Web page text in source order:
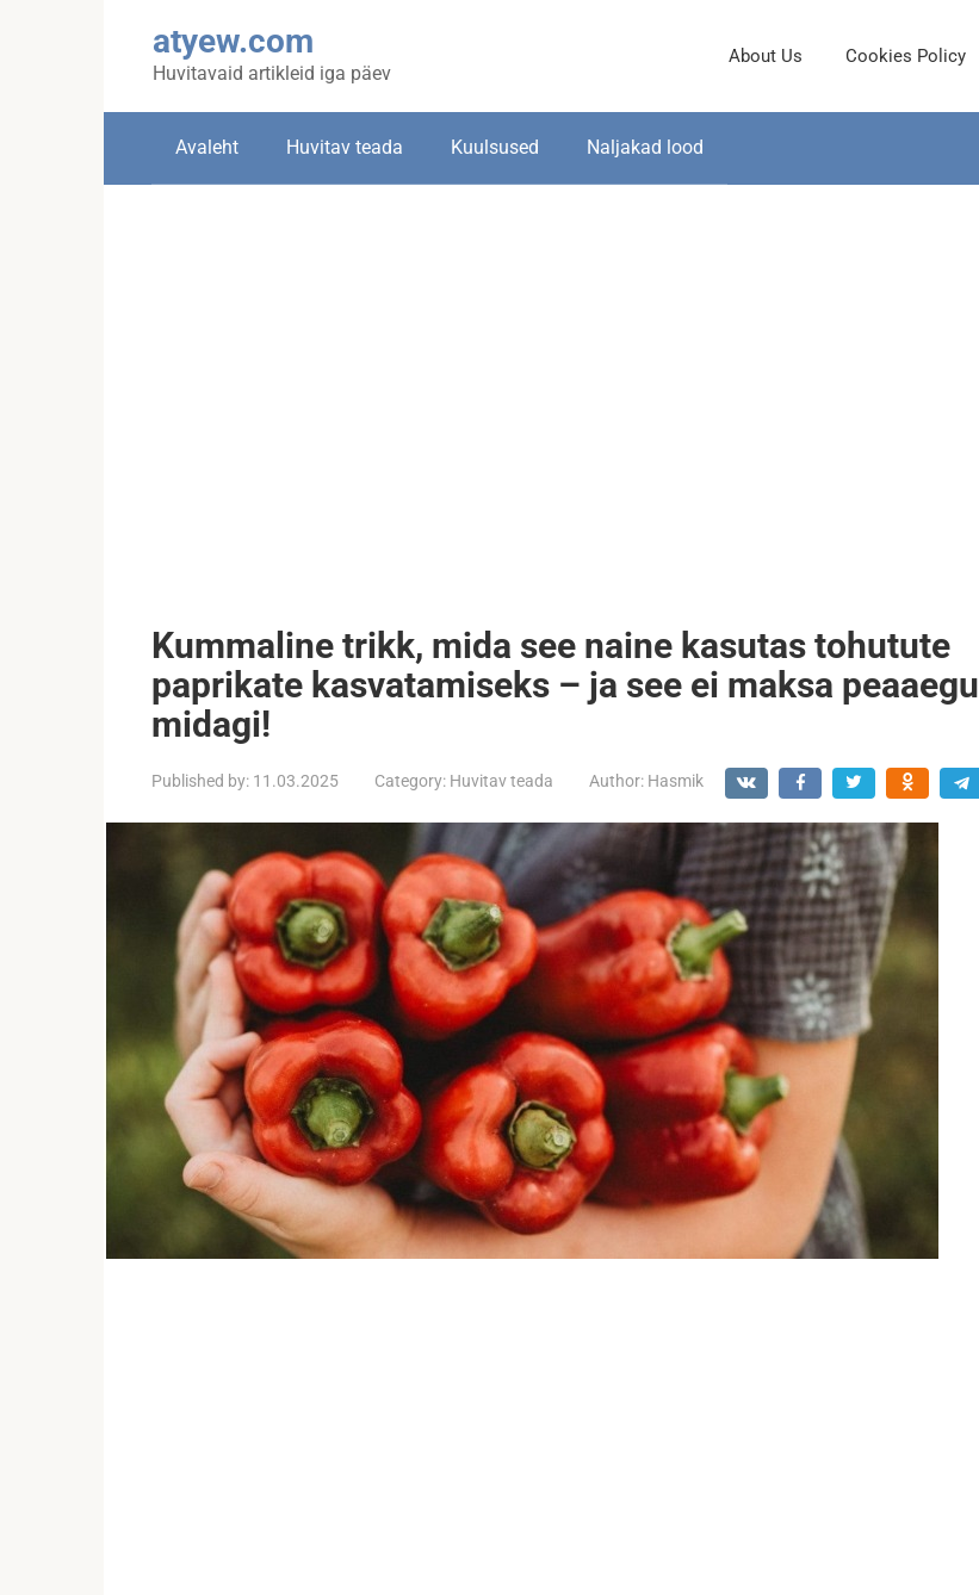
atyew.com
Huvitavaid artikleid iga päev
About Us Cookies Policy
Avaleht Huvitav teada Kuulsused Naljakad lood
Kummaline trikk, mida see naine kasutas tohutute
paprikate kasvatamiseks – ja see ei maksa peaaegu
midagi!
Published by: 11.03.2025 Category: Huvitav teada Author: Hasmik